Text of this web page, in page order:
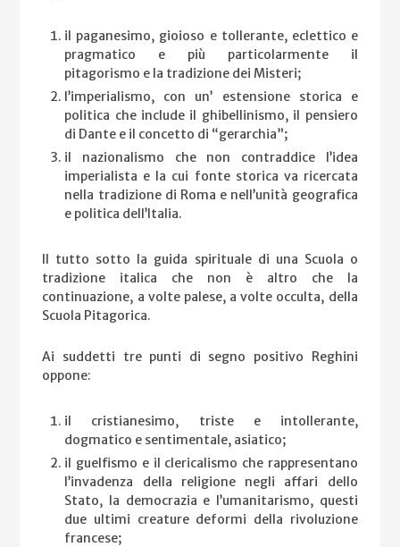
il paganesimo, gioioso e tollerante, eclettico e
pragmatico e più particolarmente il
pitagorismo e la tradizione dei Misteri;
l’imperialismo, con un’ estensione storica e
politica che include il ghibellinismo, il pensiero
di Dante e il concetto di “gerarchia”;
il nazionalismo che non contraddice l’idea
imperialista e la cui fonte storica va ricercata
nella tradizione di Roma e nell’unità geografica
e politica dell’Italia.
Il tutto sotto la guida spirituale di una Scuola o
tradizione italica che non è altro che la
continuazione, a volte palese, a volte occulta, della
Scuola Pitagorica.
Ai suddetti tre punti di segno positivo Reghini
oppone:
il cristianesimo, triste e intollerante,
dogmatico e sentimentale, asiatico;
il guelfismo e il clericalismo che rappresentano
l’invadenza della religione negli affari dello
Stato, la democrazia e l’umanitarismo, questi
due ultimi creature deformi della rivoluzione
francese;